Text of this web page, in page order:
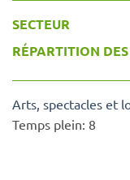
SECTEUR
RÉPARTITION
Arts, spectacles et
Temps plein: 8